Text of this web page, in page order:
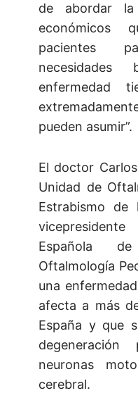
de abordar
económicos
pacientes
enfermedad
pueden asumir”.
El doctor
Unidad de
Estrabismo de
Española
Oftalmología
una
afecta a más
España y que
neuronas
cerebral.